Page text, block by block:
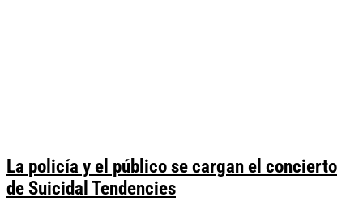
La policía y el público se cargan el concierto
de Suicidal Tendencies